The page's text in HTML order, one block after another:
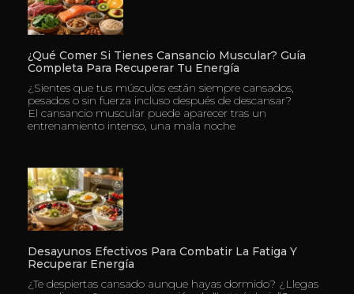
¿Qué Comer Si Tienes Cansancio Muscular? Guía
Completa Para Recuperar Tu Energía
¿Sientes que tus músculos están siempre cansados,
pesados o sin fuerza incluso después de descansar?
El cansancio muscular puede aparecer tras un
entrenamiento intenso, una mala noche
Desayunos Efectivos Para Combatir La Fatiga Y
Recuperar Energía
¿Te despiertas cansado aunque hayas dormido? ¿Llegas